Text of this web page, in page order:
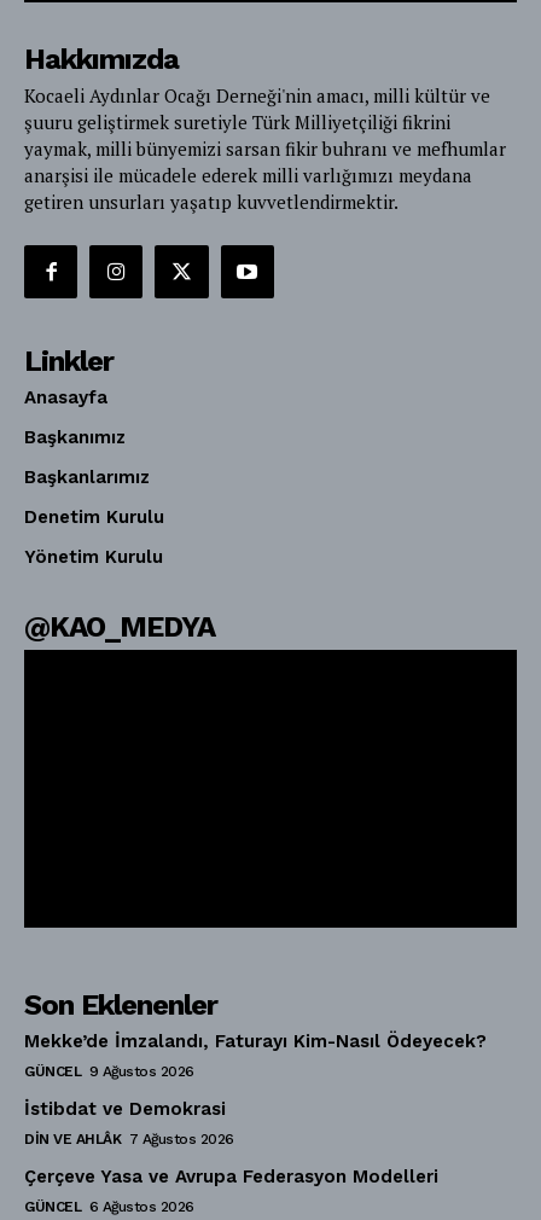
Hakkımızda
Kocaeli Aydınlar Ocağı Derneği'nin amacı, milli kültür ve
şuuru geliştirmek suretiyle Türk Milliyetçiliği fikrini
yaymak, milli bünyemizi sarsan fikir buhranı ve mefhumlar
anarşisi ile mücadele ederek milli varlığımızı meydana
getiren unsurları yaşatıp kuvvetlendirmektir.
Linkler
Anasayfa
Başkanımız
Başkanlarımız
Denetim Kurulu
Yönetim Kurulu
@KAO_MEDYA
Son Eklenenler
Mekke’de İmzalandı, Faturayı Kim-Nasıl Ödeyecek?
GÜNCEL 9 Ağustos 2026
İstibdat ve Demokrasi
DIN VE AHLÂK 7 Ağustos 2026
Çerçeve Yasa ve Avrupa Federasyon Modelleri
GÜNCEL 6 Ağustos 2026